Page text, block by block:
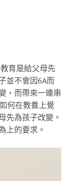
育是給父母先
並不會因6A而
，而帶來一連串
何在教養上覺
先為孩子改變。
上的要求。